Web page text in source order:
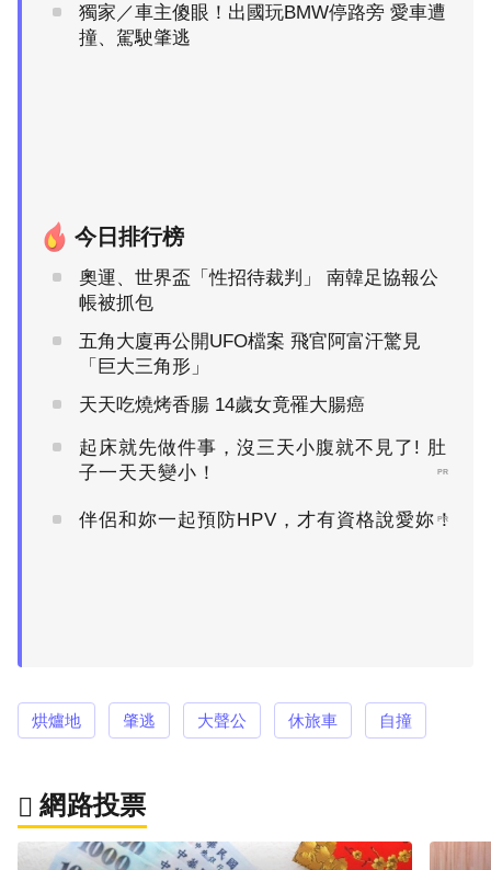
獨家／車主傻眼！出國玩BMW停路旁 愛車遭
撞、駕駛肇逃
今日排行榜
奧運、世界盃「性招待裁判」 南韓足協報公
帳被抓包
五角大廈再公開UFO檔案 飛官阿富汗驚見
「巨大三角形」
天天吃燒烤香腸 14歲女竟罹大腸癌
起床就先做件事，沒三天小腹就不見了! 肚
子一天天變小！
PR
伴侶和妳一起預防HPV，才有資格說愛妳！
PR
烘爐地 肇逃 大聲公 休旅車 自撞
網路投票